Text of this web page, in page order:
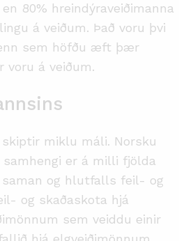
80% hreindýraveiðimanna
á veiðum. Það voru þvi
sem höfðu æft þær
voru á veiðum.
miklu máli. Norsku
samhengi er á milli fjölda
saman og hlutfalls feil- og
og skaðaskota hjá
sem veiddu einir